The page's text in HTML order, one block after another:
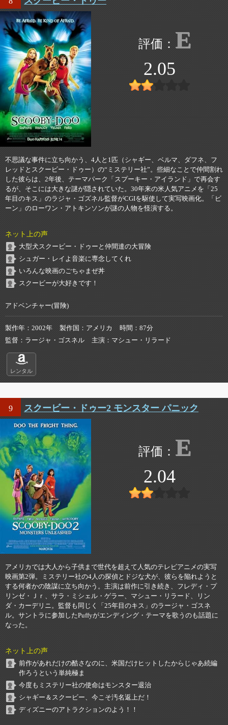
E
2.05
不思議な事件に立ち向かう、4人と1匹（シャギー、ベルマ、ダフネ、フ
レッドとスクービー・ドゥー）の“ミステリー社”。些細なことで仲間割れ
した彼らは、2年後、テーマパーク「スプーキー・アイランド」で再会す
るが、そこには大きな謎が隠されていた。30年来の米人気アニメを「25
年目のキス」のラジャ・ゴズネル監督がCGIを駆使して実写映画化。「ビ
ーン」のローワン・アトキンソンが謎の人物を怪演する。
ネット上の声
大型犬スクービー・ドゥーと仲間達の大冒険
シュガー・レイよ音楽に専念してくれ
いろんな映画のごちゃまぜ丼
スクービーが大好きです！
アドベンチャー(冒険)
製作年 2002年 製作国 アメリカ 時間
87分
監督
ラージャ・ゴスネル 主演 マシュー・リラード
レンタル
9 スクービー・ドゥー2 モンスター パニック
E
2.04
アメリカでは大人から子供まで世代を超えて人気のテレビアニメの実写
映画第2弾。ミステリー社の4人の探偵とドジな犬が、彼らを陥れようと
する何者かの陰謀に立ち向かう。主演は前作に引き続き、フレディ・プ
リンゼ・Ｊｒ、サラ・ミシェル・ゲラー、マシュー・リラード、リン
ダ・カーデリニ。監督も同じく「25年目のキス」のラージャ・ゴスネ
ル。サントラに参加したPuffyがエンディング・テーマを歌うのも話題に
なった。
ネット上の声
前作があれだけの酷さなのに、米国だけヒットしたからじゃあ続編
作ろうという単純極ま
今度もミステリー社の使命はモンスター退治
シャギー＆スクービー、今こそ汚名返上だ！
ディズニーのアトラクションのよう！！